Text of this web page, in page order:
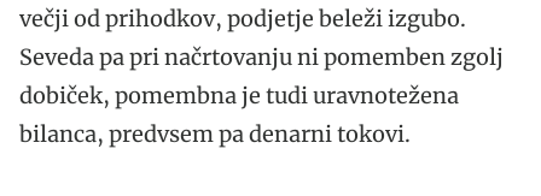
večji od prihodkov, podjetje beleži izgubo.
Seveda pa pri načrtovanju ni pomemben zgolj
dobiček, pomembna je tudi uravnotežena
bilanca, predvsem pa denarni tokovi.